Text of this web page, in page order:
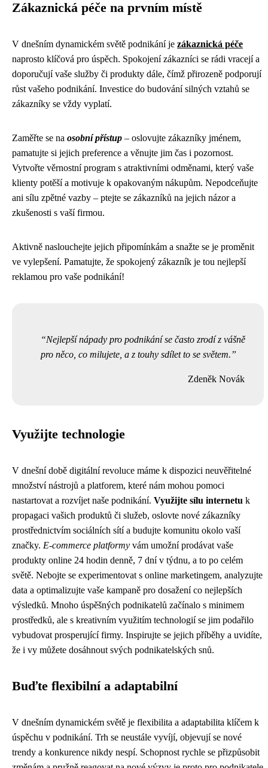
Zákaznická péče na prvním místě
V dnešním dynamickém světě podnikání je zákaznická péče
naprosto klíčová pro úspěch. Spokojení zákazníci se rádi vracejí a
doporučují vaše služby či produkty dále, čímž přirozeně podporují
růst vašeho podnikání. Investice do budování silných vztahů se
zákazníky se vždy vyplatí.
Zaměřte se na osobní přístup – oslovujte zákazníky jménem,
pamatujte si jejich preference a věnujte jim čas i pozornost.
Vytvořte věrnostní program s atraktivními odměnami, který vaše
klienty potěší a motivuje k opakovaným nákupům. Nepodceňujte
ani sílu zpětné vazby – ptejte se zákazníků na jejich názor a
zkušenosti s vaší firmou.
Aktivně naslouchejte jejich připomínkám a snažte se je proměnit
ve vylepšení. Pamatujte, že spokojený zákazník je tou nejlepší
reklamou pro vaše podnikání!
Nejlepší nápady pro podnikání se často zrodí z vášně
pro něco, co milujete, a z touhy sdílet to se světem.
Zdeněk Novák
Využijte technologie
V dnešní době digitální revoluce máme k dispozici neuvěřitelné
množství nástrojů a platforem, které nám mohou pomoci
nastartovat a rozvíjet naše podnikání. Využijte sílu internetu k
propagaci vašich produktů či služeb, oslovte nové zákazníky
prostřednictvím sociálních sítí a budujte komunitu okolo vaší
značky. E-commerce platformy vám umožní prodávat vaše
produkty online 24 hodin denně, 7 dní v týdnu, a to po celém
světě. Nebojte se experimentovat s online marketingem, analyzujte
data a optimalizujte vaše kampaně pro dosažení co nejlepších
výsledků. Mnoho úspěšných podnikatelů začínalo s minimem
prostředků, ale s kreativním využitím technologií se jim podařilo
vybudovat prosperující firmy. Inspirujte se jejich příběhy a uvidíte,
že i vy můžete dosáhnout svých podnikatelských snů.
Buďte flexibilní a adaptabilní
V dnešním dynamickém světě je flexibilita a adaptabilita klíčem k
úspěchu v podnikání. Trh se neustále vyvíjí, objevují se nové
trendy a konkurence nikdy nespí. Schopnost rychle se přizpůsobit